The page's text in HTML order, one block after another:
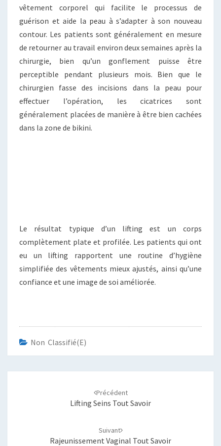
vêtement corporel qui facilite le processus de
guérison et aide la peau à s’adapter à son nouveau
contour. Les patients sont généralement en mesure
de retourner au travail environ deux semaines après la
chirurgie, bien qu’un gonflement puisse être
perceptible pendant plusieurs mois. Bien que le
chirurgien fasse des incisions dans la peau pour
effectuer l’opération, les cicatrices sont
généralement placées de manière à être bien cachées
dans la zone de bikini.
Le résultat typique d’un lifting est un corps
complètement plate et profilée. Les patients qui ont
eu un lifting rapportent une routine d’hygiène
simplifiée des vêtements mieux ajustés, ainsi qu’une
confiance et une image de soi améliorée.
Non Classifié(e)
Précédent
Lifting Seins Tout Savoir
Suivant
Rajeunissement Vaginal Tout Savoir